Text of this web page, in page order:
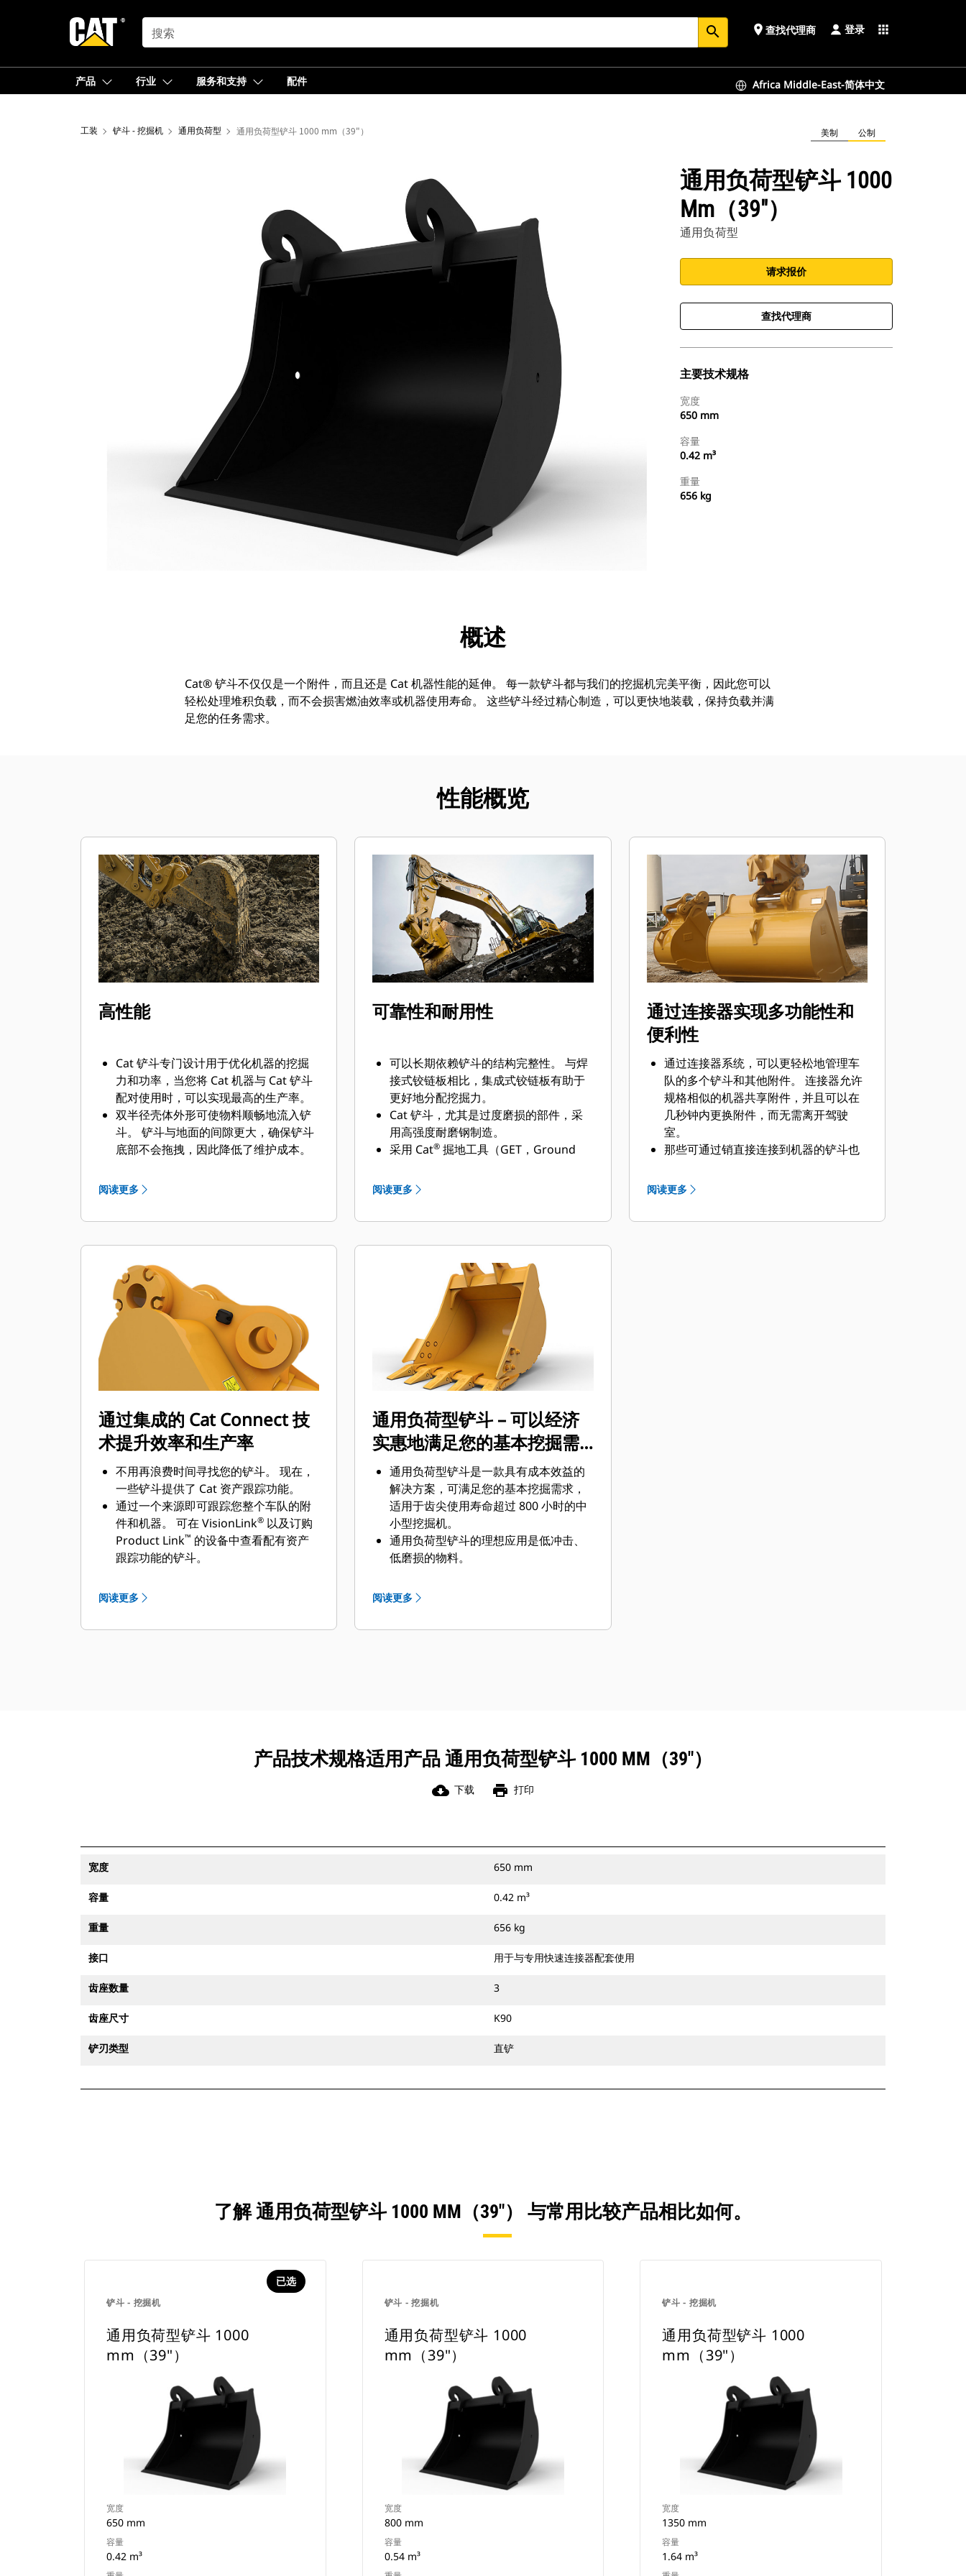
SEARCH search place 查找代理商 登录 apps
产品 行业 服务和支持 配件 Africa Middle-East-简体中文
工装 铲斗 - 挖掘机 通用负荷型 通用负荷型铲斗 1000 mm（39"） 美制 公制
通用负荷型铲斗 1000
Mm（39"）
通用负荷型
请求报价
查找代理商
主要技术规格
宽度
650 mm
容量
0.42 m³
重量
656 kg
展示
概述
Cat® 铲斗不仅仅是一个附件，而且还是 Cat 机器性能的延伸。 每一款铲斗都与我们的挖掘机完美平衡，因此您可以
轻松处理堆积负载，而不会损害燃油效率或机器使用寿命。 这些铲斗经过精心制造，可以更快地装载，保持负载并满
足您的任务需求。
性能概览
高性能
Cat 铲斗专门设计用于优化机器的挖掘
力和功率，当您将 Cat 机器与 Cat 铲斗
配对使用时，可以实现最高的生产率。
双半径壳体外形可使物料顺畅地流入铲
斗。 铲斗与地面的间隙更大，确保铲斗
底部不会拖拽，因此降低了维护成本。
可以快速铲挖物料，提高了机器的整体
可在更短的时间内装载更多的物料。 对
阅读更多
可靠性和耐用性
可以长期依赖铲斗的结构完整性。 与焊
接式铰链板相比，集成式铰链板有助于
更好地分配挖掘力。
Cat 铲斗，尤其是过度磨损的部件，采
用高强度耐磨钢制造。
采用 Cat® 掘地工具（GET，Ground
的高磨损区域。 侧挡板保护器和侧铲刀
的部件。
铲斗齿尖提供多种选择，确保适合您的
具体应用。 无论您需要获得平整的挖掘
底面还是挖掘坚硬、磨蚀性的物料，总
会有一款齿尖解决方案适合您。
阅读更多
通过连接器实现多功能性和
便利性
通过连接器系统，可以更轻松地管理车
队的多个铲斗和其他附件。 连接器允许
规格相似的机器共享附件，并且可以在
几秒钟内更换附件，而无需离开驾驶
室。
那些可通过销直接连接到机器的铲斗也
括抓销式高性能铲斗。 抓销式高性能铲
与 Cat 抓销式快速连接器配套使用时，
阅读更多
通过集成的 Cat Connect 技
术提升效率和生产率
不用再浪费时间寻找您的铲斗。 现在，
一些铲斗提供了 Cat 资产跟踪功能。
通过一个来源即可跟踪您整个车队的附
件和机器。 可在 VisionLink® 以及订购
Product Link™ 的设备中查看配有资产
跟踪功能的铲斗。
定的工地边界，配有资产跟踪器的铲斗
阅读更多
通用负荷型铲斗 – 可以经济
实惠地满足您的基本挖掘需
求通用负荷型铲斗是一款具有成本效益的
解决方案，可满足您的基本挖掘需求，
适用于齿尖使用寿命超过 800 小时的中
小型挖掘机。
通用负荷型铲斗的理想应用是低冲击、
低磨损的物料。
易地倒空粘性物料，例如肥土或粘土。
接到您的机器上，或者将其与 Cat 抓销
阅读更多
产品技术规格适用产品 通用负荷型铲斗 1000 MM（39"）
cloud_download 下载 print 打印
宽度 650 mm
容量 0.42 m³
重量 656 kg
接口 用于与专用快速连接器配套使用
齿座数量 3
齿座尺寸 K90
铲刃类型 直铲
了解 通用负荷型铲斗 1000 MM（39"） 与常用比较产品相比如何。
铲斗 - 挖掘机
已选
通用负荷型铲斗 1000
mm（39"）
宽度
650 mm
容量
0.42 m³
铲斗 - 挖掘机
通用负荷型铲斗 1000
mm（39"）
宽度
800 mm
容量
0.54 m³
铲斗 - 挖掘机
通用负荷型铲斗 1000
mm（39"）
宽度
1350 mm
容量
1.64 m³